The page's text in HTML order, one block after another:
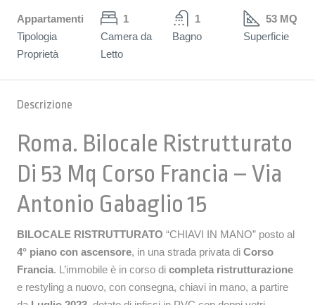
Appartamenti
Tipologia
Proprietà
1
Camera da
Letto
1
Bagno
53 MQ
Superficie
Descrizione
Roma. Bilocale Ristrutturato
Di 53 Mq Corso Francia – Via
Antonio Gabaglio 15
BILOCALE RISTRUTTURATO “CHIAVI IN MANO” posto al
4° piano con ascensore, in una strada privata di Corso
Francia. L’immobile è in corso di completa ristrutturazione
e restyling a nuovo, con consegna, chiavi in mano, a partire